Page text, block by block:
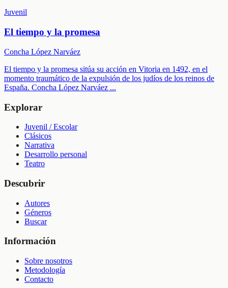
Juvenil
El tiempo y la promesa
Concha López Narváez
El tiempo y la promesa sitúa su acción en Vitoria en 1492, en el
momento traumático de la expulsión de los judíos de los reinos de
España. Concha López Narváez ...
Explorar
Juvenil / Escolar
Clásicos
Narrativa
Desarrollo personal
Teatro
Descubrir
Autores
Géneros
Buscar
Información
Sobre nosotros
Metodología
Contacto